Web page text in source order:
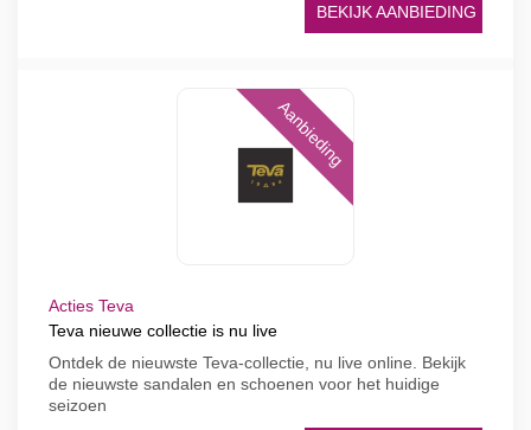
BEKIJK AANBIEDING
Aanbieding
Acties Teva
Teva nieuwe collectie is nu live
Ontdek de nieuwste Teva-collectie, nu live online. Bekijk
de nieuwste sandalen en schoenen voor het huidige
seizoen